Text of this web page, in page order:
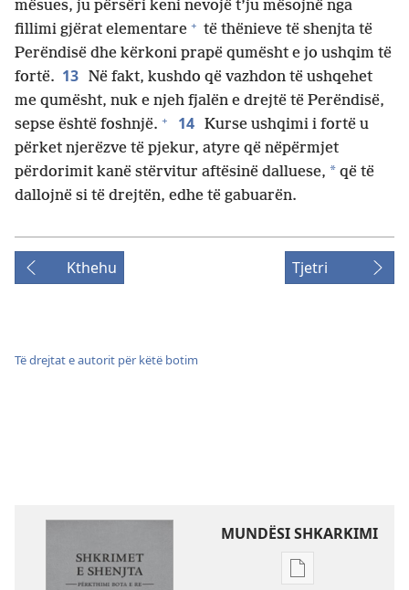
mësues, ju përsëri keni nevojë t’ju mësojnë nga
fillimi gjërat elementare + të thënieve të shenjta të
Perëndisë dhe kërkoni prapë qumësht e jo ushqim të
fortë. 13 Në fakt, kushdo që vazhdon të ushqehet
me qumësht, nuk e njeh fjalën e drejtë të Perëndisë,
sepse është foshnjë. + 14 Kurse ushqimi i fortë u
përket njerëzve të pjekur, atyre që nëpërmjet
përdorimit kanë stërvitur aftësinë dalluese, * që të
dallojnë si të drejtën, edhe të gabuarën.
Kthehu Tjetri
Të drejtat e autorit për këtë botim
MUNDËSI SHKARKIMI
Mundësitë